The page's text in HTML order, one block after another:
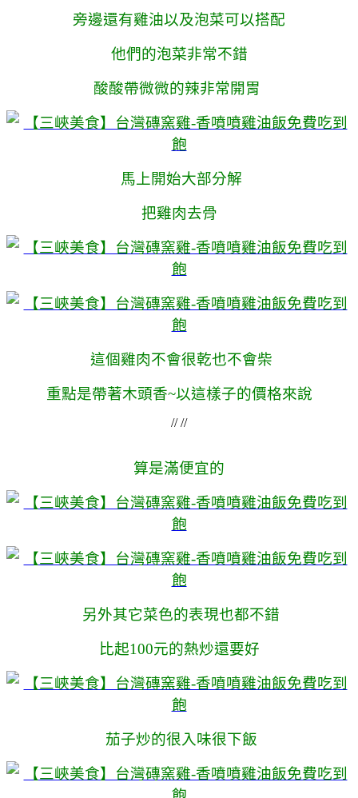
旁邊還有雞油以及泡菜可以搭配
他們的泡菜非常不錯
酸酸帶微微的辣非常開胃
馬上開始大部分解
把雞肉去骨
這個雞肉不會很乾也不會柴
重點是帶著木頭香~以這樣子的價格來說
// //
算是滿便宜的
另外其它菜色的表現也都不錯
比起100元的熱炒還要好
茄子炒的很入味很下飯